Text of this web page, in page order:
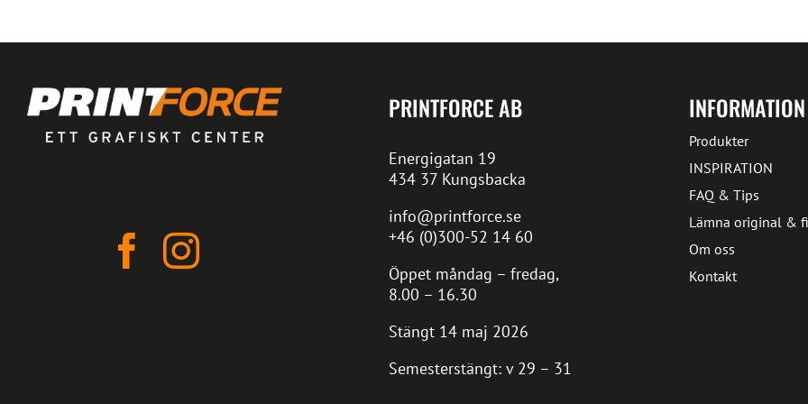
PRINTFORCE AB
Energigatan 19
434 37 Kungsbacka
info@printforce.se
+46 (0)300-52 14 60
Öppet måndag – fredag,
8.00 – 16.30
Stängt 14 maj 2026
Semesterstängt: v 29 – 31
INFORMATION
Produkter
INSPIRATION
FAQ & Tips
Lämna original &
Om oss
Kontakt